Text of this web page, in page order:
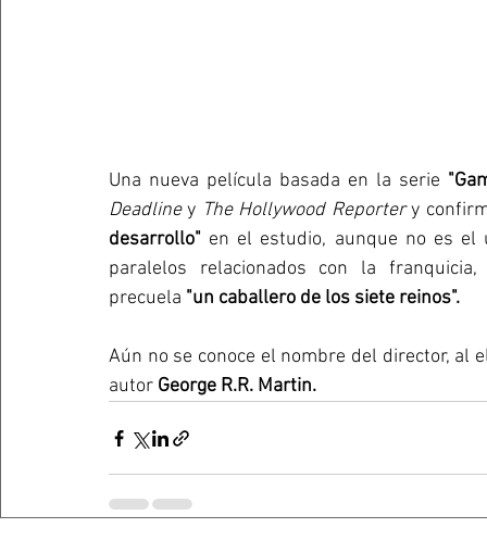
Una nueva película basada en la serie
Deadline y The Hollywood Reporter y
desarrollo" en el estudio, aunque no es el
paralelos relacionados con la
precuela "un caballero de los siete reinos".
Aún no se conoce el nombre del director,
autor George R.R. Martin.